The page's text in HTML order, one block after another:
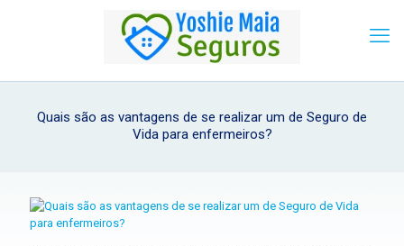
Quais são as vantagens de se realizar um de Seguro de
Vida para enfermeiros?